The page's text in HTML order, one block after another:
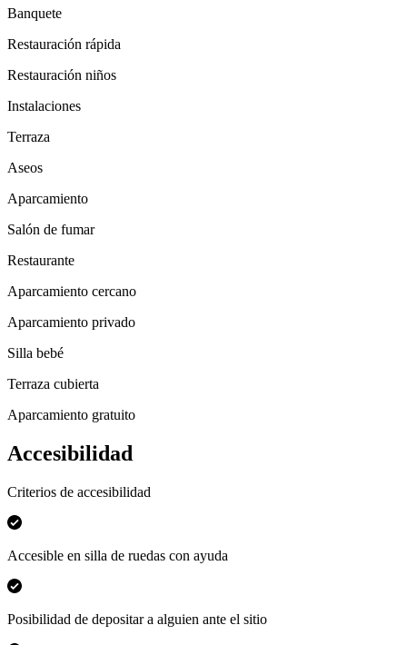
Banquete
Restauración rápida
Restauración niños
Instalaciones
Terraza
Aseos
Aparcamiento
Salón de fumar
Restaurante
Aparcamiento cercano
Aparcamiento privado
Silla bebé
Terraza cubierta
Aparcamiento gratuito
Accesibilidad
Criterios de accesibilidad
Accesible en silla de ruedas con ayuda
Posibilidad de depositar a alguien ante el sitio